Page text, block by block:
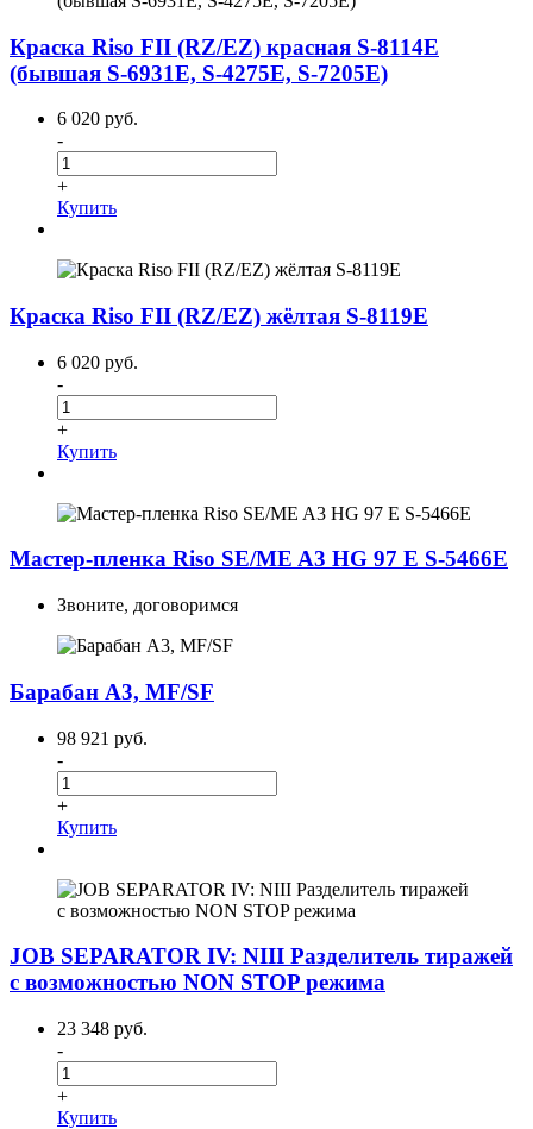
Краска Riso FII (RZ/EZ) красная S-8114E
(бывшая S-6931E, S-4275E, S-7205E)
6 020 руб.
-
+
Купить
Краска Riso FII (RZ/EZ) жёлтая S-8119E
6 020 руб.
-
+
Купить
Мастер-пленка Riso SE/ME A3 HG 97 E S-5466E
Звоните, договоримся
Барабан А3, MF/SF
98 921 руб.
-
+
Купить
JOB SEPARATOR IV: NIII Разделитель тиражей
с возможностью NON STOP режима
23 348 руб.
-
+
Купить